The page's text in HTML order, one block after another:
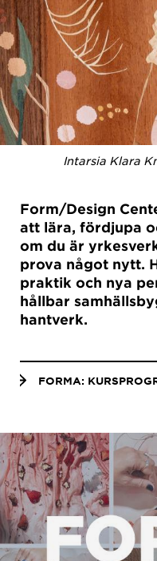
Intarsia Klara
Form/Design
att lära, fördjupa
om du är
prova något nytt.
praktik och nya
hållbar
hantverk.
Anchor
menuFORMA: